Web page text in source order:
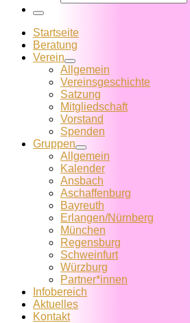
Menü
Startseite
Beratung
Verein
Allgemein
Vereins­geschichte
Satzung
Mitglied­schaft
Vorstand
Spenden
Gruppen
Allgemein
Kalender
Ansbach
Aschaffenburg
Bayreuth
Erlangen/Nürnberg
München
Regensburg
Schweinfurt
Würzburg
Partner*innen
Infobereich
Aktuelles
Kontakt